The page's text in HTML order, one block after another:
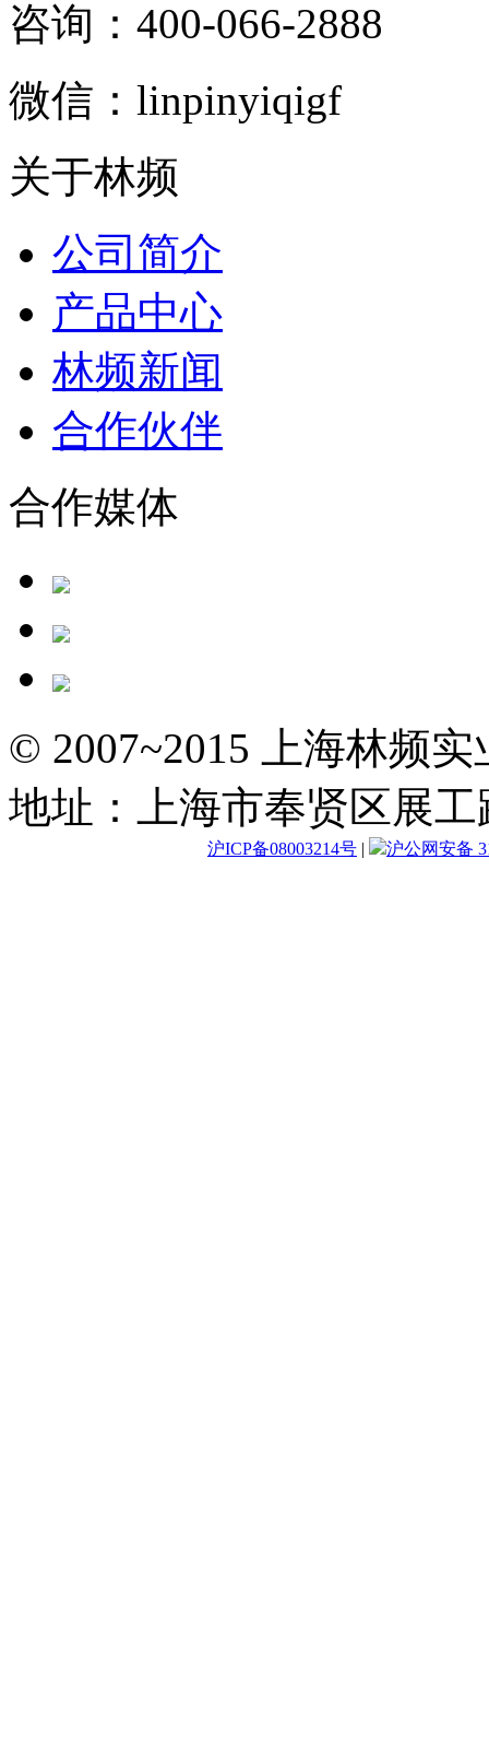
咨询：400-066-2888
微信：linpinyiqigf
关于林频
公司简介
产品中心
林频新闻
合作伙伴
合作媒体
© 2007~2015 上海林频
地址：上海市奉贤区展工
沪ICP备08003214号 | 沪公网安备